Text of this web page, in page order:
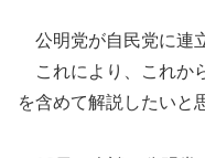
公明党が自民党に連
これにより、これか
を含めて解説したいと